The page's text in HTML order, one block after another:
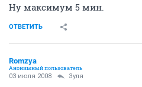
Ну максимум 5 мин.
ОТВЕТИТЬ
Romzya
Анонимный пользователь
03 июля 2008 Зуля